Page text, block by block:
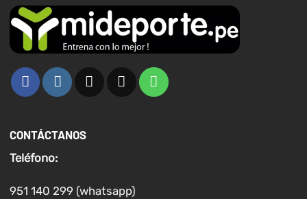
CONTÁCTANOS
Teléfono:
951 140 299 (whatsapp)